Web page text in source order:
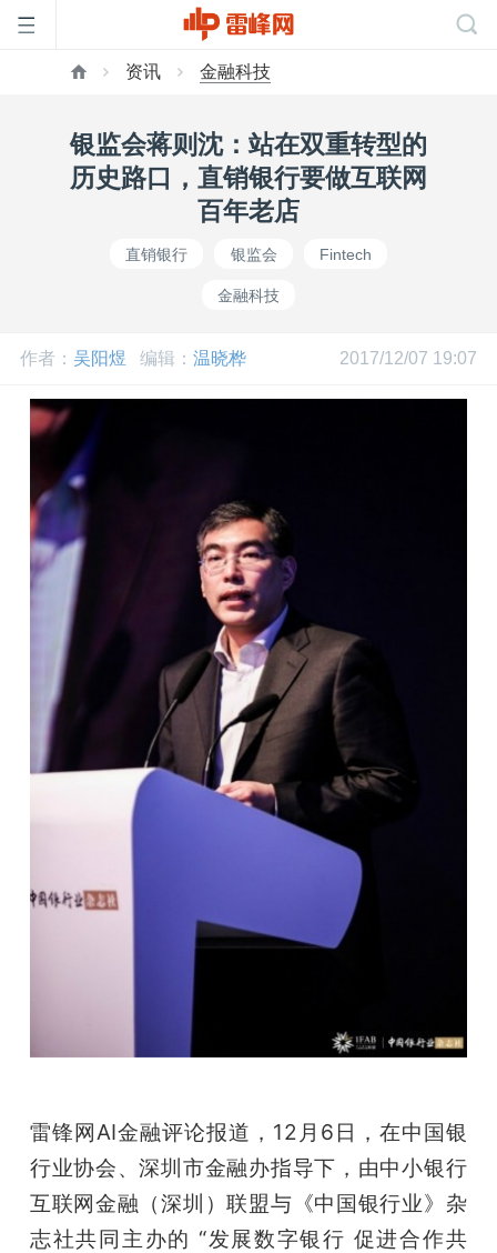
页
网
课
活
中
GAIR
搞
机
资讯 金融科技
银监会蒋则沈：站在双重转型的
历史路口，直销银行要做互联网
百年老店
直销银行 银监会 Fintech
金融科技
作者： 吴阳煜 编辑： 温晓桦 2017/12/07 19:07
雷锋网AI金融评论报道，12月6日，在中国银
行业协会、深圳市金融办指导下，由中小银行
互联网金融（深圳）联盟与《中国银行业》杂
志社共同主办的 “发展数字银行 促进合作共